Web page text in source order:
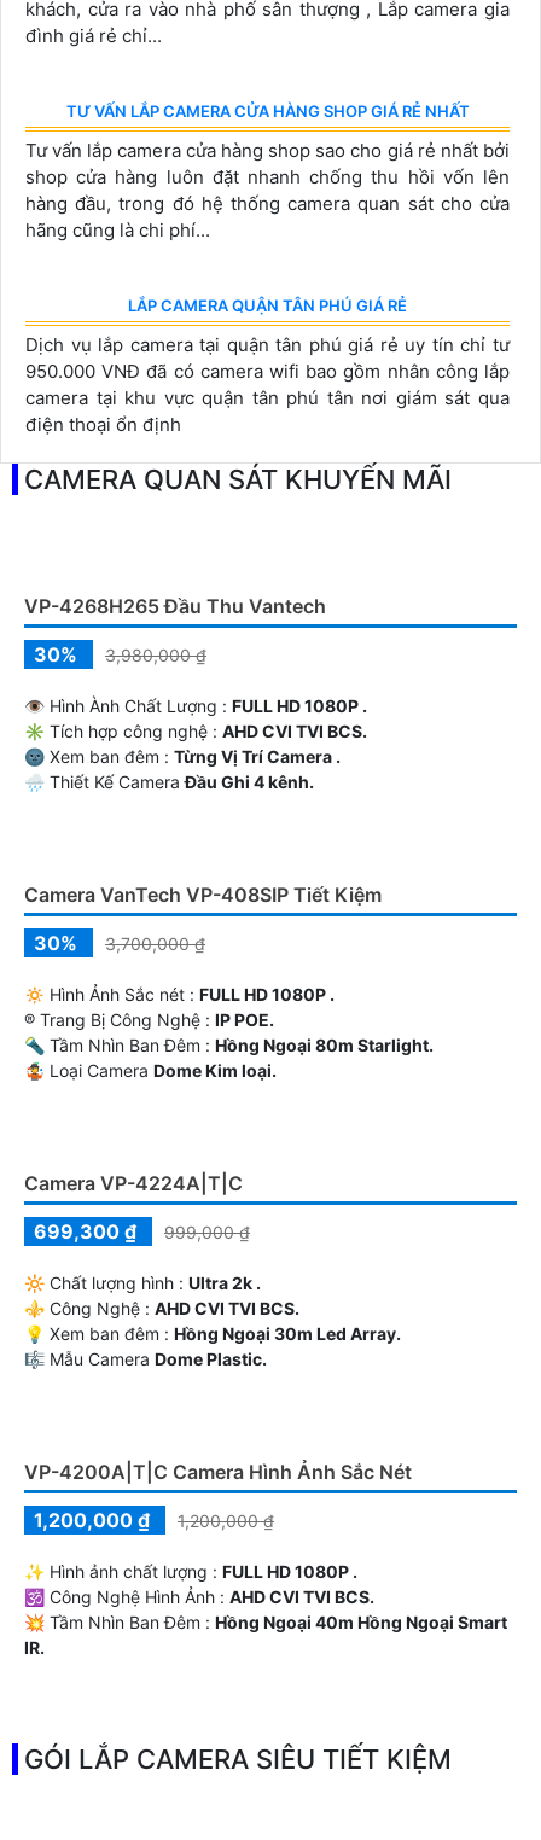
4,220,000 ₫
ĐẦU GHI HIKVISION DS-7616NI-K1(C) hỗ trợ chuẩn nén
H.265+ giúp giảm thiểu dung lượng lưu trữ và băng
thông ghi hình giám sát đến 80%, giúp bạn tiết kiệm chi
phí lắp đặt camera cho toàn hệ thống
ĐẦU GHI HIKVISION DS-7204HGHI-K1(S)
1,690,000 ₫
1,690,000 ₫
Ghi 4 Kênh Hikvision. Thiết kế vỏ sắt bền đẹp bán chạy
TIN TỨC MỚI NHẤT
BÁO GIÁ CAMERA WIFI IMOU
Báo giá camera wifi imou chính hãng mới nhất 2023
nhiều mẫu camera giá rẻ tích hợp công nghệ Ai báo
động chống trộm thông minh phát hiện người gí chỉ hơn
TƯ VẤN LẮP CAMERA GIA ĐÌNH GIÁ RẺ
Tư vấn lắp camera gia đình giá rẻ chọn loại camera lắp
cho gia đình phù hợp hình ảnh sắt nét các vị trí phòng
khách, cửa ra vào nhà phố sân thượng , Lắp camera gia
đình giá rẻ chỉ...
TƯ VẤN LẮP CAMERA CỬA HÀNG SHOP GIÁ RẺ NHẤT
hàng đầu, trong đó hệ thống camera quan sát cho cửa
hãng cũng là chi phí...
LẮP CAMERA QUẬN TÂN PHÚ GIÁ RẺ
Dịch vụ lắp camera tại quận tân phú giá rẻ uy tín chỉ tư
950.000 VNĐ đã có camera wifi bao gồm nhân công lắp
camera tại khu vực quận tân phú tân nơi giám sát qua
VP-4268H265 Đầu Thu Vantech
30%
3,980,000 ₫
🌧️ Thiết Kế Camera Đầu Ghi 4 kênh.